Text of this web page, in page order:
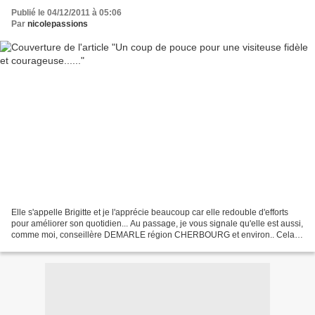
Publié le 04/12/2011 à 05:06
Par nicolepassions
Elle s'appelle Brigitte et je l'apprécie beaucoup car elle redouble d'efforts
pour améliorer son quotidien... Au passage, je vous signale qu'elle est aussi,
comme moi, conseillère DEMARLE région CHERBOURG et environ.. Cela